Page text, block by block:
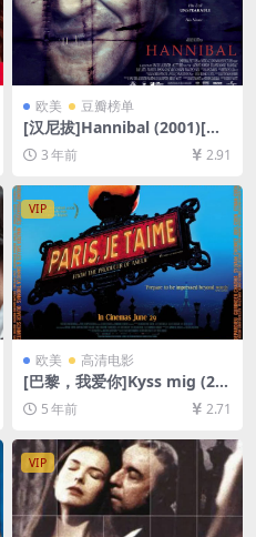
欧美 豆瓣榜单
[汉尼拔]Hannibal (2001)[百
度网盘+迅雷云盘资源1080P
超清未删减][MP4/7GB][中英
字幕]
3 年前 2.91
VIP
欧美 高清电影
[巴黎，我爱你]Kyss mig (20
11)[百度网盘+迅雷云盘资源1
080P超清未删减][MP4/6.7G
B][原声中字]
5 年前 2.71
VIP